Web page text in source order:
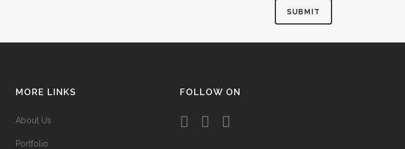
MORE LINKS
About Us
Portfolio
FOLLOW ON